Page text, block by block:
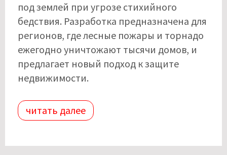
под землей при угрозе стихийного
бедствия. Разработка предназначена для
регионов, где лесные пожары и торнадо
ежегодно уничтожают тысячи домов, и
предлагает новый подход к защите
недвижимости.
читать далее